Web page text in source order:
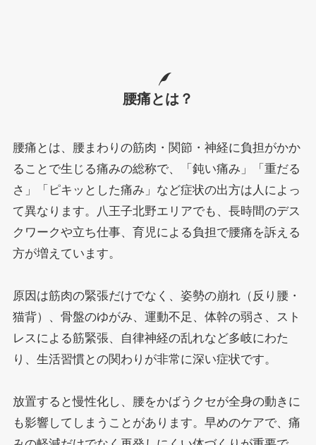
腰痛とは？
腰痛とは、腰まわりの筋肉・関節・神経に負担がかか
ることで生じる痛みの総称で、「鈍い痛み」「重だる
さ」「ピキッとした痛み」など症状の出方は人によっ
て異なります。八王子北野エリアでも、長時間のデス
クワークや立ち仕事、育児による負担で腰痛を訴える
方が増えています。
原因は筋肉の緊張だけでなく、姿勢の崩れ（反り腰・
猫背）、骨盤のゆがみ、運動不足、体幹の弱さ、スト
レスによる筋緊張、自律神経の乱れなど多岐にわた
り、生活習慣との関わりが非常に深い症状です。
放置すると慢性化し、腰をかばうクセが全身の動きに
も影響してしまうことがあります。早めのケアで、痛